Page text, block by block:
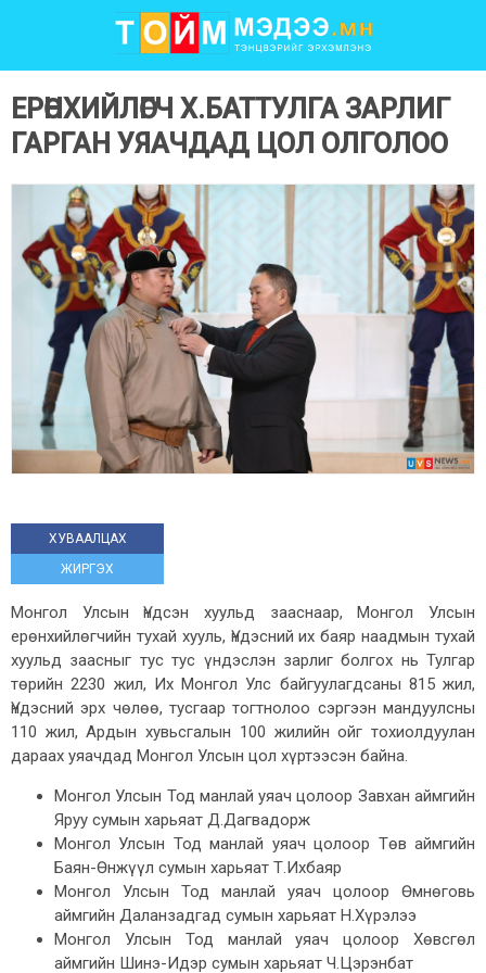
ЕРӨНХИЙЛӨГЧ Х.БАТТУЛГА ЗАРЛИГ
ГАРГАН УЯАЧДАД ЦОЛ ОЛГОЛОО
ХУВААЛЦАХ
ЖИРГЭХ
Монгол Улсын Үндсэн хуульд зааснаар, Монгол Улсын
ерөнхийлөгчийн тухай хууль, Үндэсний их баяр наадмын тухай
хуульд заасныг тус тус үндэслэн зарлиг болгох нь Тулгар
төрийн 2230 жил, Их Монгол Улс байгуулагдсаны 815 жил,
Үндэсний эрх чөлөө, тусгаар тогтнолоо сэргээн мандуулсны
110 жил, Ардын хувьсгалын 100 жилийн ойг тохиолдуулан
дараах уяачдад Монгол Улсын цол хүртээсэн байна.
Монгол Улсын Тод манлай уяач цолоор Завхан аймгийн
Яруу сумын харьяат Д.Дагвадорж
Монгол Улсын Тод манлай уяач цолоор Төв аймгийн
Баян-Өнжүүл сумын харьяат Т.Ихбаяр
Монгол Улсын Тод манлай уяач цолоор Өмнөговь
аймгийн Даланзадгад сумын харьяат Н.Хүрэлээ
Монгол Улсын Тод манлай уяач цолоор Хөвсгөл
аймгийн Шинэ-Идэр сумын харьяат Ч.Цэрэнбат